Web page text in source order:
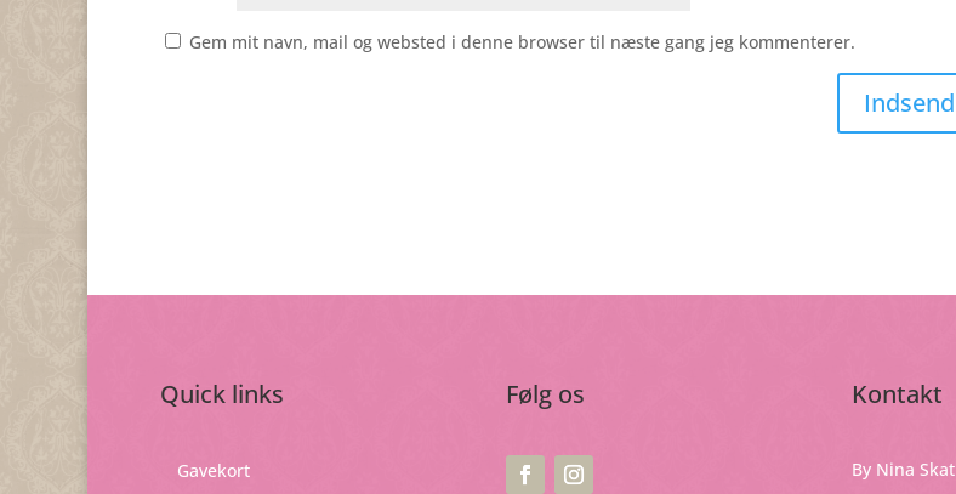
Gem mit navn, mail og websted i denne browser til næste gang jeg kommenterer.
Quick links
Gavekort
Følg os Kontakt
By Nina Skat